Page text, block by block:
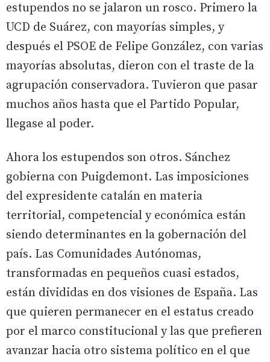
estupendos no se jalaron un rosco. Primero la
UCD de Suárez, con mayorías simples, y
después el PSOE de Felipe González, con varias
mayorías absolutas, dieron con el traste de la
agrupación conservadora. Tuvieron que pasar
muchos años hasta que el Partido Popular,
llegase al poder.
Ahora los estupendos son otros. Sánchez
gobierna con Puigdemont. Las imposiciones
del expresidente catalán en materia
territorial, competencial y económica están
siendo determinantes en la gobernación del
país. Las Comunidades Autónomas,
transformadas en pequeños cuasi estados,
están divididas en dos visiones de España. Las
que quieren permanecer en el estatus creado
por el marco constitucional y las que prefieren
avanzar hacia otro sistema político en el que